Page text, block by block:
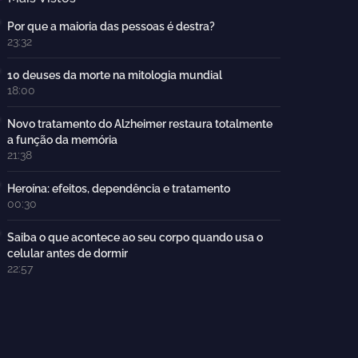
Por que a maioria das pessoas é destra?
23:32
10 deuses da morte na mitologia mundial
18:00
Novo tratamento do Alzheimer restaura totalmente
a função da memória
21:38
Heroína: efeitos, dependência e tratamento
00:30
Saiba o que acontece ao seu corpo quando usa o
celular antes de dormir
22:57